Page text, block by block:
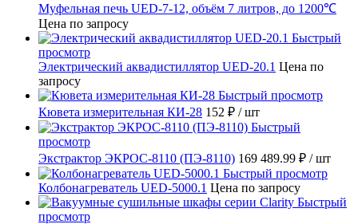
Муфельная печь UED-7-12, объём 7 литров, до 1200℃
Цена по запросу
Быстрый
просмотр
Электрический аквадистиллятор UED-20.1 Цена по
запросу
Быстрый просмотр
Кювета измерительная КИ-28 152 ₽ / шт
Быстрый
просмотр
Экстрактор ЭКРОС-8110 (ПЭ-8110) 169 489.99 ₽ / шт
Быстрый просмотр
Колбонагреватель UED-5000.1 Цена по запросу
Быстрый
просмотр